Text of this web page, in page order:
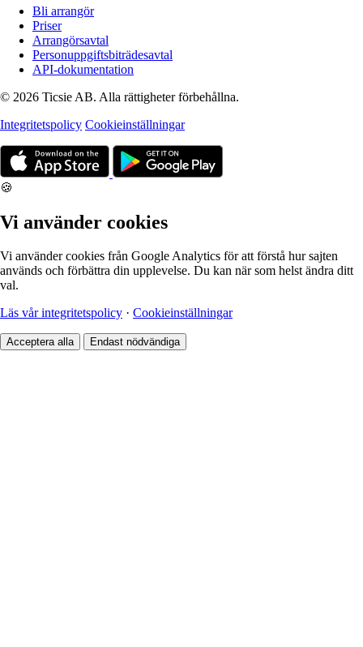
Bli arrangör
Priser
Arrangörsavtal
Personuppgiftsbiträdesavtal
API-dokumentation
© 2026 Ticsie AB. Alla rättigheter förbehållna.
Integritetspolicy Cookieinställningar
🍪
Vi använder cookies
Vi använder cookies från Google Analytics för att förstå hur sajten
används och förbättra din upplevelse. Du kan när som helst ändra ditt
val.
Läs vår integritetspolicy · Cookieinställningar
Acceptera alla Endast nödvändiga